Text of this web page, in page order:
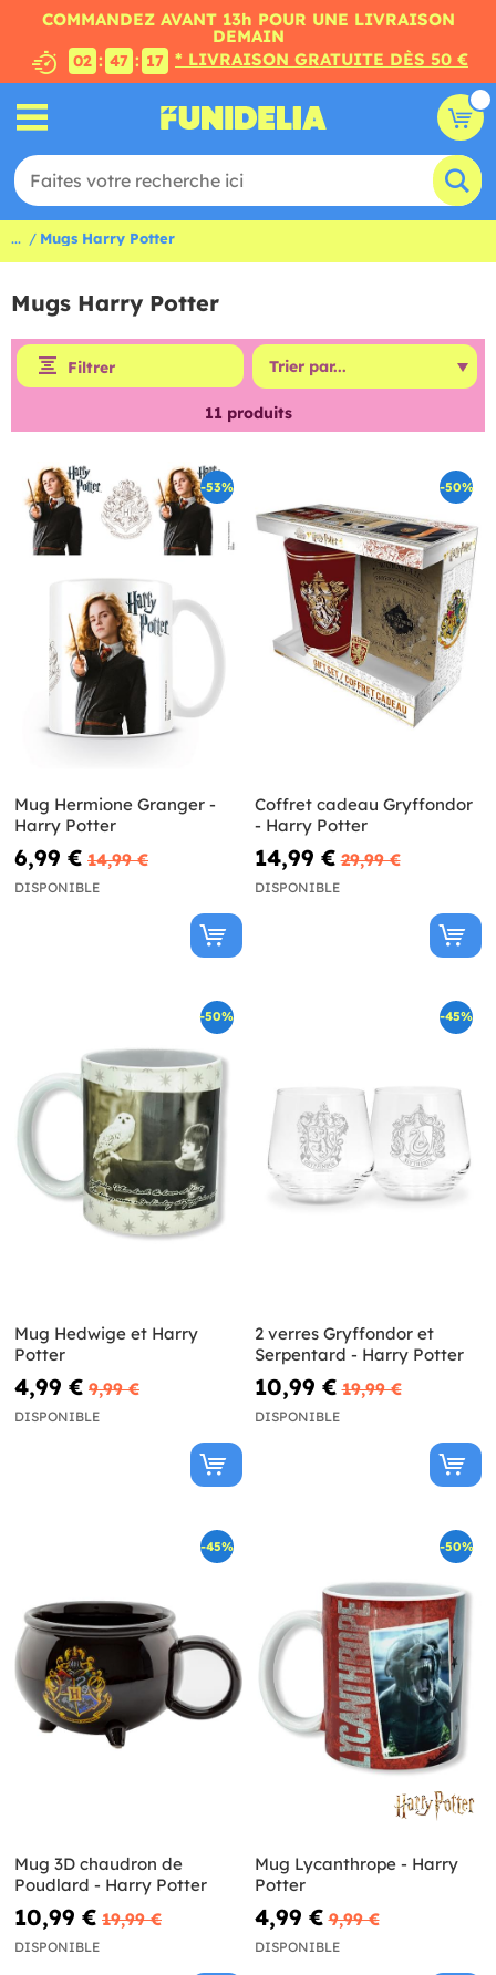
COMMANDEZ AVANT 13h POUR UNE LIVRAISON
DEMAIN
02 : 47 : 17 * LIVRAISON GRATUITE DÈS 50 €
... Mugs Harry Potter
Mugs Harry Potter
Filtrer
11 produits
-53%
Mug Hermione Granger -
Harry Potter
6,99 € 14,99 €
DISPONIBLE
-50%
Coffret cadeau Gryffondor
- Harry Potter
14,99 € 29,99 €
DISPONIBLE
-50%
Mug Hedwige et Harry
Potter
4,99 € 9,99 €
DISPONIBLE
-45%
2 verres Gryffondor et
Serpentard - Harry Potter
10,99 € 19,99 €
DISPONIBLE
-45%
Mug 3D chaudron de
Poudlard - Harry Potter
10,99 € 19,99 €
DISPONIBLE
-50%
Mug Lycanthrope - Harry
Potter
4,99 € 9,99 €
DISPONIBLE